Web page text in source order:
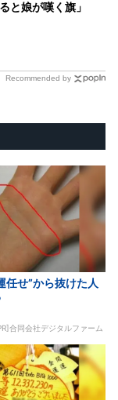
と娘が嘆く旗」
Recommended by
任せ”から抜けた人
合同会社デジタルファーム